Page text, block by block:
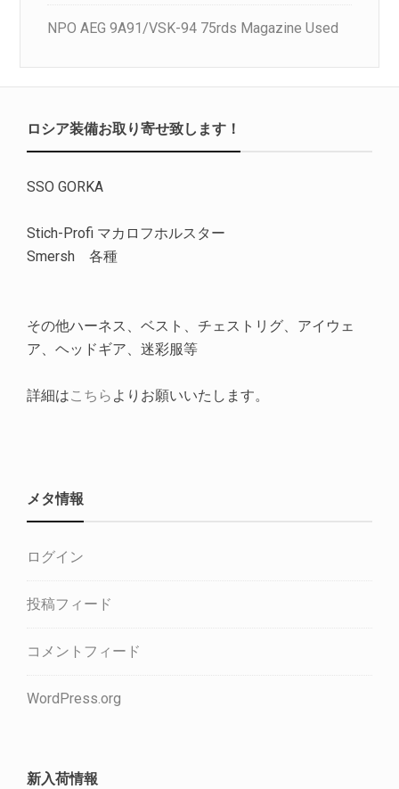
NPO AEG 9A91/VSK-94 75rds Magazine Used
ロシア装備お取り寄せ致します！
SSO GORKA
Stich-Profi マカロフホルスター
Smersh 各種
その他ハーネス、ベスト、チェストリグ、アイウェ
ア、ヘッドギア、迷彩服等
詳細はこちら よりお願いいたします。
メタ情報
ログイン
投稿フィード
コメントフィード
WordPress.org
新入荷情報